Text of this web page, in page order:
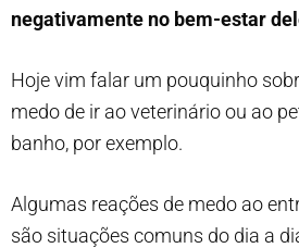
negativamente no bem-estar
Hoje vim falar um pouquinho
medo de ir ao veterinário ou ao
banho, por exemplo.
Algumas reações de medo ao
são situações comuns do dia a